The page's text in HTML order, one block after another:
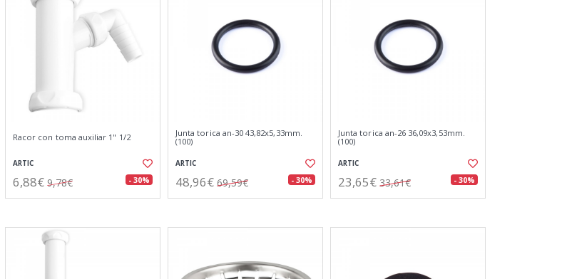
Racor con toma auxiliar 1" 1/2
ARTIC
6,88€ 9,78€ - 30%
Junta torica an-30 43,82x5,33mm.
(100)
ARTIC
48,96€ 69,59€ - 30%
Junta torica an-26 36,09x3,53mm.
(100)
ARTIC
23,65€ 33,61€ - 30%